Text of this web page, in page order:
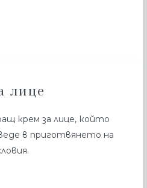
лице
крем за лице, който
в приготвянето на